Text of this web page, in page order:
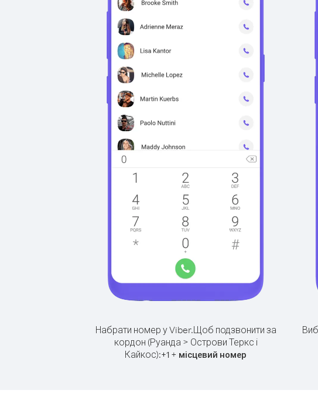
Набрати номер у Viber.Щоб подзвонити за
кордон (Руанда > Острови Теркс і
Кайкос):+1 + місцевий номер